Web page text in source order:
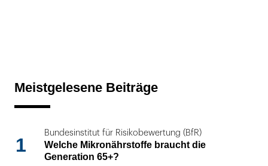
Meistgelesene Beiträge
1
Bundesinstitut für Risikobewertung (BfR)
Welche Mikronährstoffe braucht die
Generation 65+?